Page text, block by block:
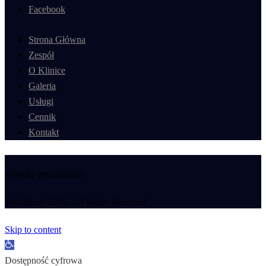
Facebook
Strona Główna
Zespół
O Klinice
Galeria
Usługi
Cennik
Kontakt
Polityka prywatności
Web-Box© 2026. All Rights Reserved.
Skip to content
Open toolbar
Dostępność cyfrowa